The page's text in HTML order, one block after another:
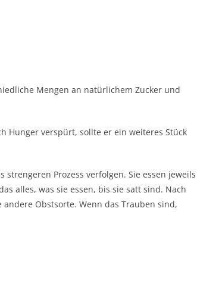
Mengen an natürlichem Zucker und
Hunger verspürt, sollte er ein weiteres Stück
Prozess verfolgen. Sie essen jeweils
alles, was sie essen, bis sie satt sind. Nach
Obstsorte. Wenn das Trauben sind,